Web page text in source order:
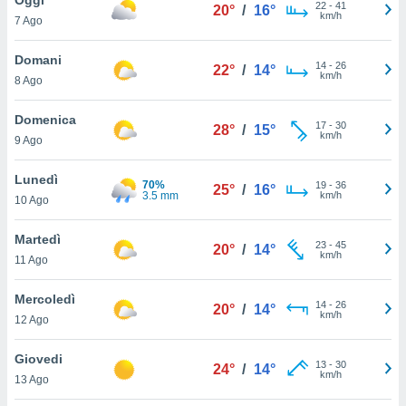
è
al sito
di
ci
di
il
un
la
nella
7 Ago
20° / 16° 22- 41
km/h
Domani
8 Ago
22° / 14° 14- 26
km/h
Domenica
9 Ago
28° / 15° 17- 30
km/h
Lunedì
10 Ago
70%
3.5 mm
25° / 16° 19- 36
km/h
Martedì
11 Ago
20° / 14° 23- 45
km/h
Mercoledì
12 Ago
20° / 14° 14- 26
km/h
Giovedi
13 Ago
24° / 14° 13- 30
km/h